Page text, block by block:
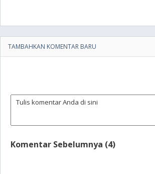
TAMBAHKAN KOMENTAR BARU
Komentar Sebelumnya (4)